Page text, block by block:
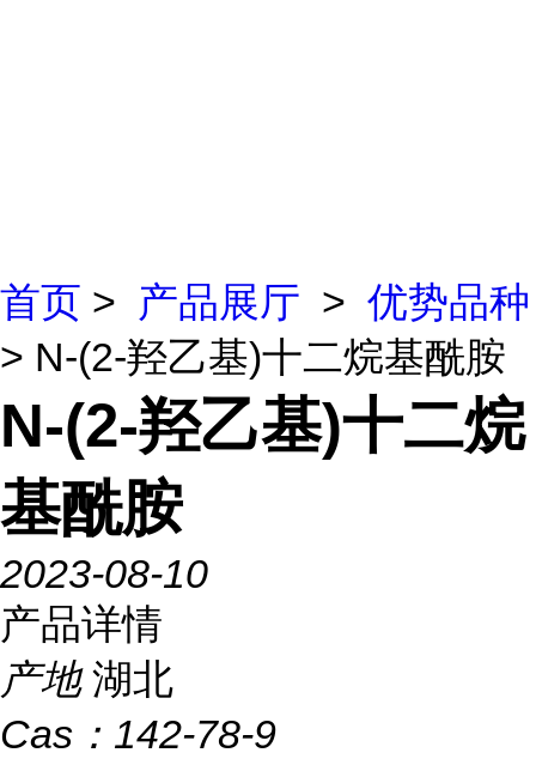
首页 > 产品展厅 > 优势品种
> N-(2-羟乙基)十二烷基酰胺
N-(2-羟乙基)十二烷
基酰胺
2023-08-10
产品详情
产地 湖北
Cas： 142-78-9